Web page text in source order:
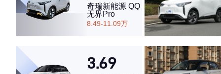
奇瑞新能源 QQ
无界Pro
8.49-11.09万
3.69